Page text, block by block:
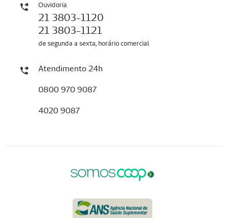
Ouvidoria
21 3803-1120
21 3803-1121
de segunda a sexta, horário comercial
Atendimento 24h
0800 970 9087
4020 9087